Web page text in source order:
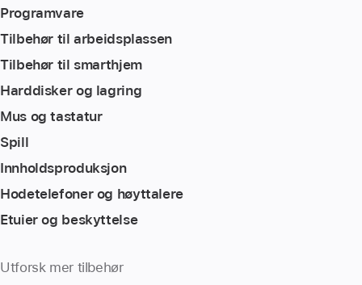
Programvare
Tilbehør til arbeidsplassen
Tilbehør til smarthjem
Harddisker og lagring
Mus og tastatur
Spill
Innholdsproduksjon
Hodetelefoner og høyttalere
Etuier og beskyttelse
Utforsk mer tilbehør